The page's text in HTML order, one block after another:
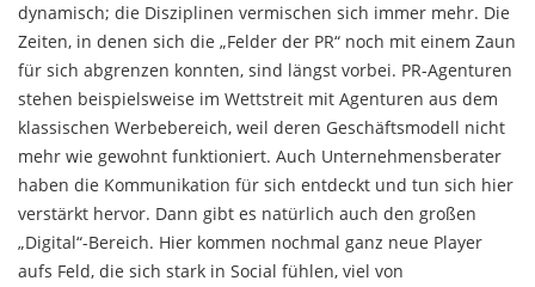
dynamisch; die Disziplinen vermischen sich immer mehr. Die
Zeiten, in denen sich die „Felder der PR“ noch mit einem Zaun
für sich abgrenzen konnten, sind längst vorbei. PR-Agenturen
stehen beispielsweise im Wettstreit mit Agenturen aus dem
klassischen Werbebereich, weil deren Geschäftsmodell nicht
mehr wie gewohnt funktioniert. Auch Unternehmensberater
haben die Kommunikation für sich entdeckt und tun sich hier
verstärkt hervor. Dann gibt es natürlich auch den großen
„Digital“-Bereich. Hier kommen nochmal ganz neue Player
aufs Feld, die sich stark in Social fühlen, viel von